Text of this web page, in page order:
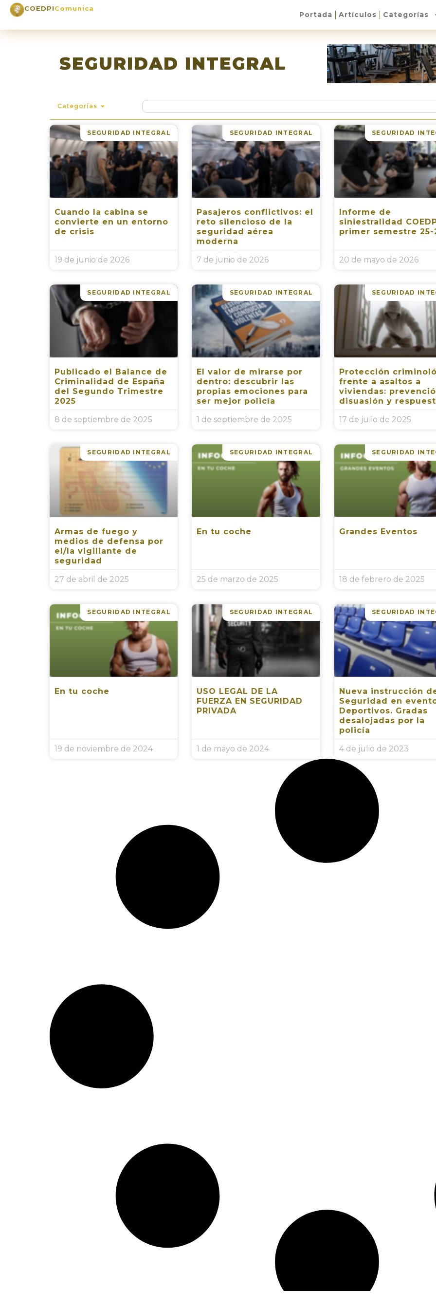
COEDPIComunica
Portada Artículos Categorías
SEGURIDAD INTEGRAL
Categorías
SEGURIDAD INTEGRAL
Cuando la cabina se
convierte en un entorno
de crisis
19 de junio de 2026
SEGURIDAD INTEGRAL
Pasajeros conflictivos: el
reto silencioso de la
seguridad aérea
moderna
7 de junio de 2026
SEGURIDAD
Informe de
siniestralidad
primer semestre 25-
20 de mayo de 2026
SEGURIDAD INTEGRAL
Publicado el Balance de
Criminalidad de España
del Segundo Trimestre
2025
8 de septiembre de 2025
SEGURIDAD INTEGRAL
El valor de mirarse por
dentro: descubrir las
propias emociones para
ser mejor policía
1 de septiembre de 2025
SEGURIDAD
Protección
frente a asaltos a
viviendas:
disuasión y
17 de julio de 2025
SEGURIDAD INTEGRAL
Armas de fuego y
medios de defensa por
el/la vigiliante de
seguridad
27 de abril de 2025
SEGURIDAD INTEGRAL
En tu coche
25 de marzo de 2025
SEGURIDAD
Grandes Eventos
18 de febrero de 2025
SEGURIDAD INTEGRAL
En tu coche
19 de noviembre de 2024
SEGURIDAD INTEGRAL
USO LEGAL DE LA
FUERZA EN SEGURIDAD
PRIVADA
1 de mayo de 2024
SEGURIDAD
Nueva instrucción
Seguridad en
Deportivos. Gradas
desalojadas por la
policía
4 de julio de 2023